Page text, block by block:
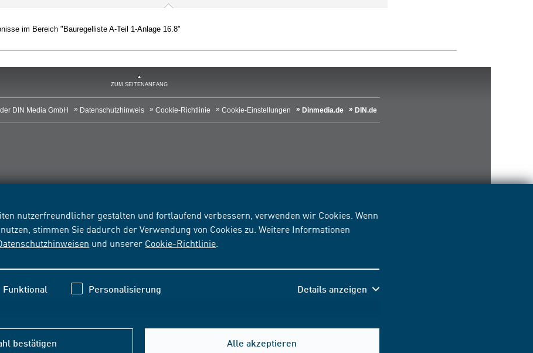
nutzerfreundlicher gestalten und fortlaufend verbessern, verwenden wir Cookies. Wenn
stimmen Sie dadurch der Verwendung von Cookies zu. Weitere Informationen
und unserer Cookie-Richtlinie
Funktional Personalisierung Details anzeigen
bestätigen Alle akzeptieren
im Bereich "Bauregelliste A-Teil 1-Anlage 16.8"
ZUM SEITENANFANG
DIN Media GmbH Datenschutzhinweis Cookie-Richtlinie Cookie-Einstellungen Dinmedia.de DIN.de